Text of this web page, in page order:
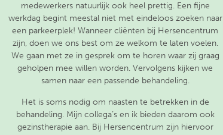
medewerkers natuurlijk ook heel prettig. Een fijne
werkdag begint meestal niet met eindeloos zoeken naar
een parkeerplek! Wanneer cliënten bij Hersencentrum
zijn, doen we ons best om ze welkom te laten voelen.
We gaan met ze in gesprek om te horen waar zij graag
geholpen mee willen worden. Vervolgens kijken we
samen naar een passende behandeling.
Het is soms nodig om naasten te betrekken in de
behandeling. Mijn collega’s en ik bieden daarom ook
gezinstherapie aan. Bij Hersencentrum zijn hiervoor